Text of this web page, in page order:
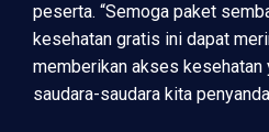
peserta. “Semoga paket
kesehatan gratis ini dapat
memberikan akses kesehatan
saudara-saudara kita